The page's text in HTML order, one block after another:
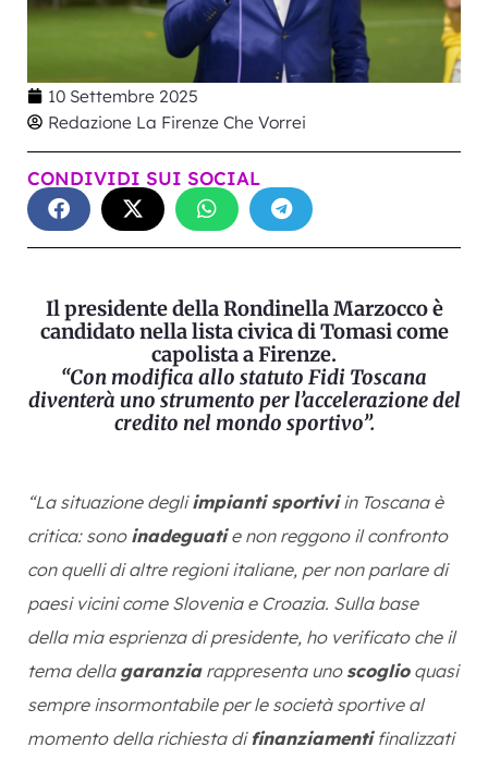
10 Settembre 2025
Redazione La Firenze Che Vorrei
CONDIVIDI SUI SOCIAL
Il presidente della Rondinella Marzocco è
candidato nella lista civica di Tomasi come
capolista a Firenze.
“Con modifica allo statuto Fidi Toscana
diventerà uno strumento per l’accelerazione del
credito nel mondo sportivo”.
“La situazione degliimpianti sportiviin Toscana è
critica: sono inadeguatie non reggono il confronto
con quelli di altre regioni italiane, per non parlare di
paesi vicini come Slovenia e Croazia. Sulla base
della mia esprienza di presidente, ho verificato che il
tema della garanziarappresenta unoscoglioquasi
sempre insormontabile per le società sportive al
momento della richiesta di finanziamentifinalizzati